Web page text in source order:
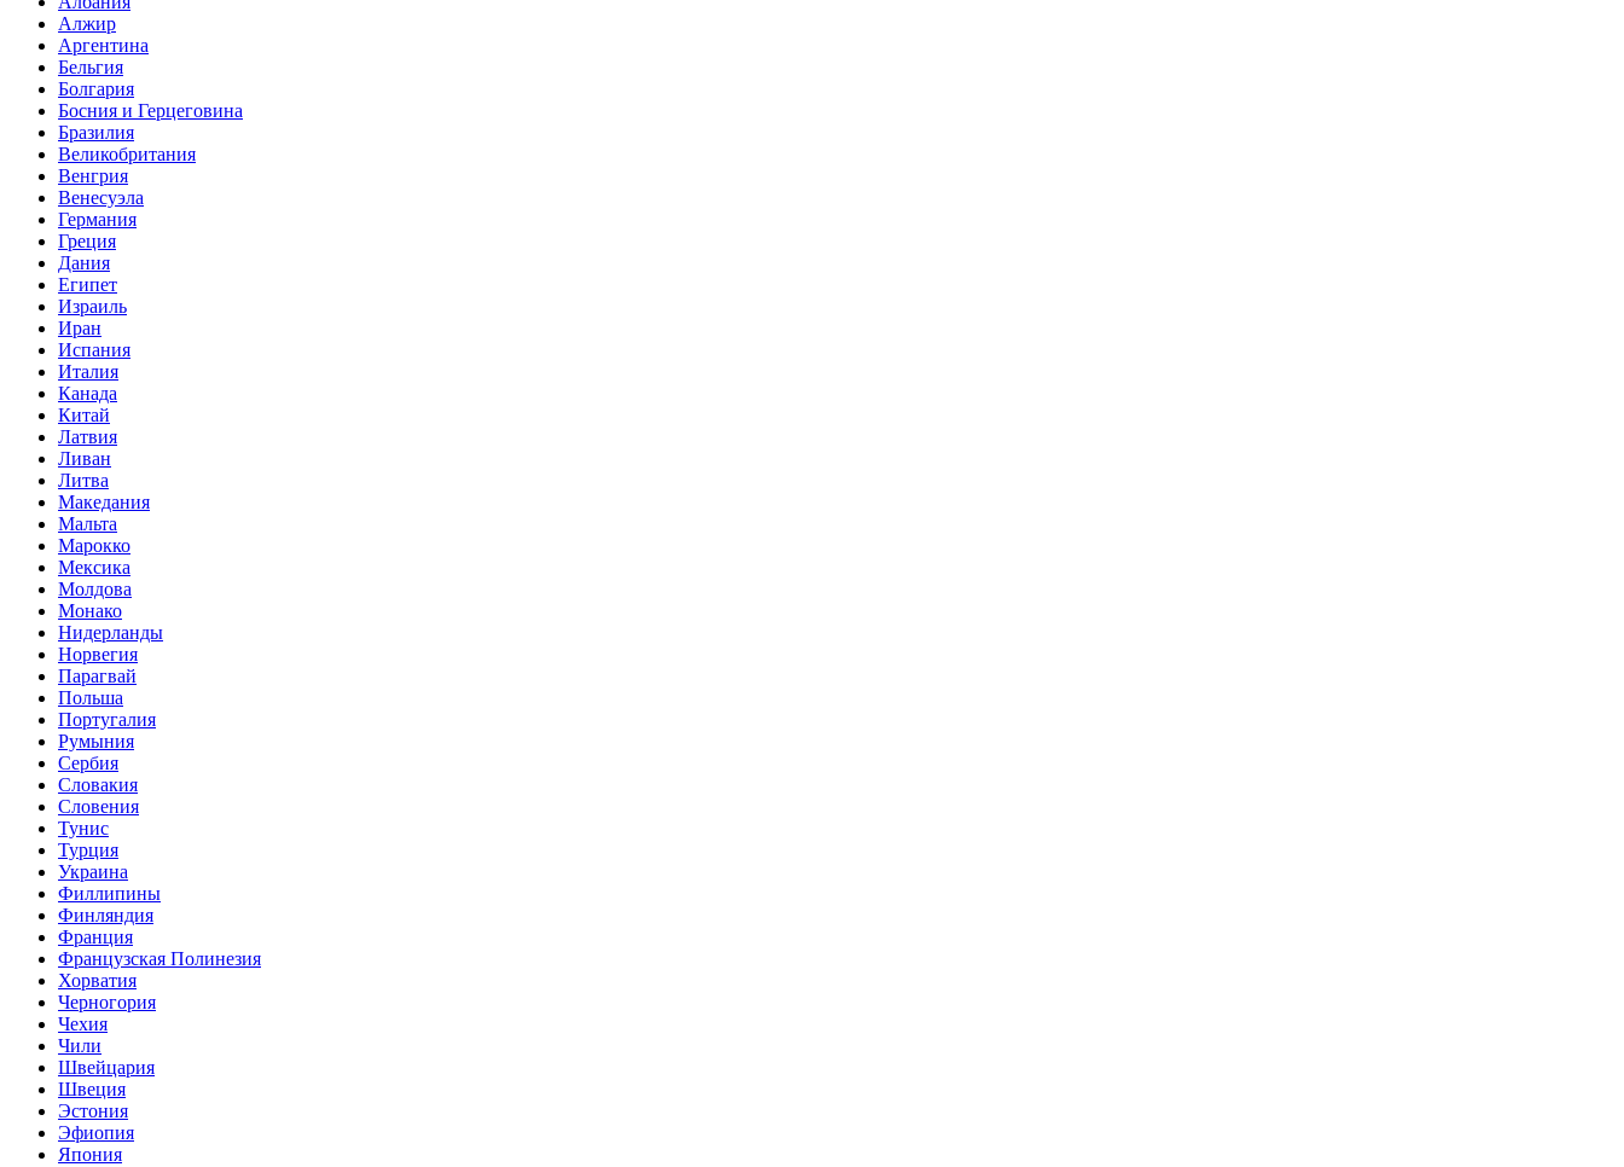
Алжир
Аргентина
Бельгия
Болгария
Босния и Герцеговина
Бразилия
Великобритания
Венгрия
Венесуэла
Германия
Греция
Дания
Египет
Израиль
Иран
Испания
Италия
Канада
Китай
Латвия
Ливан
Литва
Македания
Мальта
Марокко
Мексика
Молдова
Монако
Нидерланды
Норвегия
Парагвай
Польша
Португалия
Румыния
Сербия
Словакия
Словения
Тунис
Турция
Украина
Филлипины
Финляндия
Франция
Французская Полинезия
Хорватия
Черногория
Чехия
Чили
Швейцария
Швеция
Эстония
Эфиопия
Япония